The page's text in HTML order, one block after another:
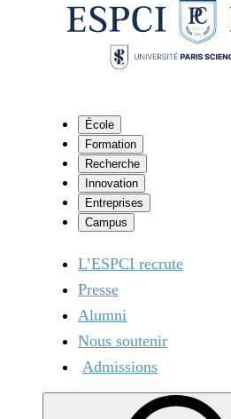
École
Formation
Recherche
Innovation
Entreprises
Campus
L’ESPCI recrute
Presse
Alumni
Nous soutenir
Admissions